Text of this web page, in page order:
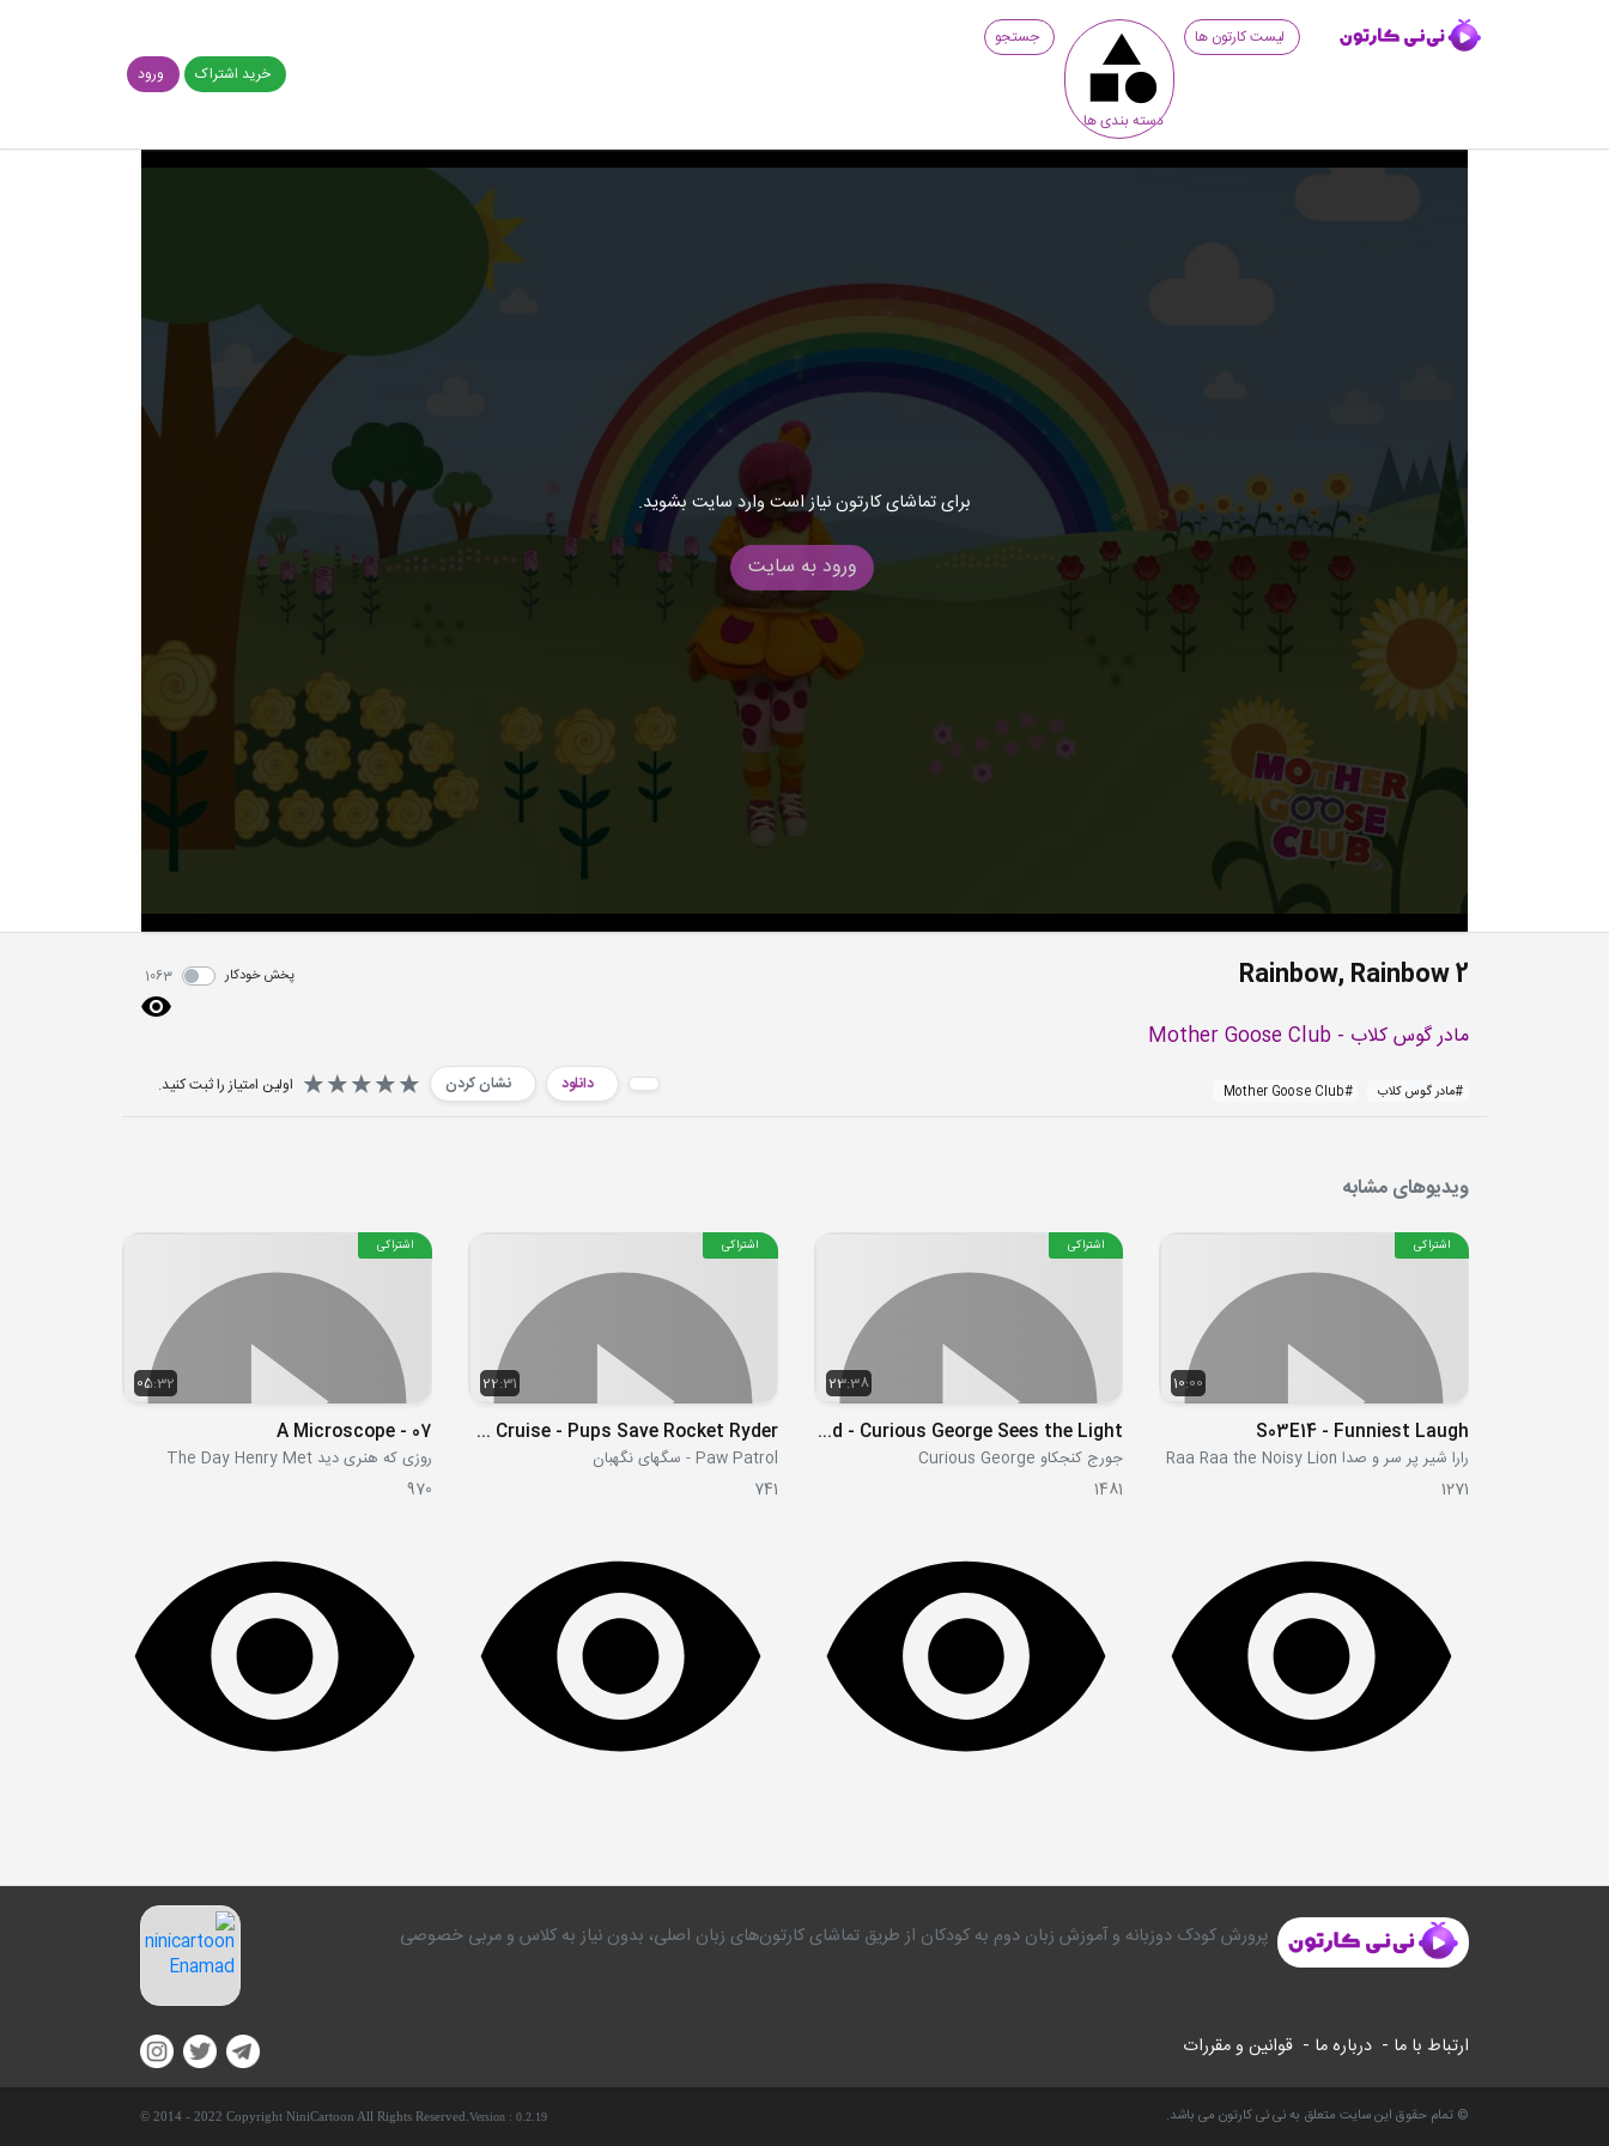
لیست کارتون ها
دسته بندی ها
جستجو
خرید اشتراک
ورود
برای تماشای کارتون نیاز است وارد سایت بشوید.
ورود به سایت
Rainbow, Rainbow 2 پخش خودکار 1063
مادر گوس کلاب - Mother Goose Club
#مادر گوس کلاب #
Mother Goose Club دانلود نشان کردن اولین امتیاز را ثبت کنید.
ویدیوهای مشابه
10:00
اشتراکی
S03E14 - Funniest Laugh
رارا شیر پر سر و صدا Raa Raa the Noisy Lion
1271
23:38
اشتراکی
S01E17 - George Makes a Stand - Curious George Sees the Light
جورج کنجکاو Curious George
1481
22:31
اشتراکی
S08E28-29 - Pups Save the Treasure Cruise - Pups Save Rocket Ryder
Paw Patrol - سگهای نگهبان
741
05:32
اشتراکی
07 - A Microscope
روزی که هنری دید The Day Henry Met
970
پرورش کودک دوزبانه و آموزش زبان دوم به کودکان از طریق تماشای کارتون‌های زبان اصلی، بدون نیاز به کلاس و مربی خصوصی
ارتباط با ما - درباره ما - قوانین و مقررات
© تمام حقوق این سایت متعلق به نی نی کارتون می باشد. © 2014 - 2022 Copyright NiniCartoon All Rights Reserved. Version : 0.2.19